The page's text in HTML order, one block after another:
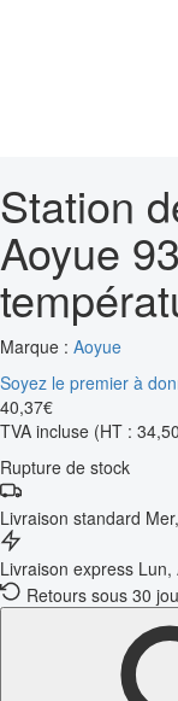
Station
Aoyue
Marque : Aoyue
Soyez le premier à
40,37€
TVA incluse (HT :
Rupture de stock
Livraison standard
Livraison express Lun,
Retours sous 30